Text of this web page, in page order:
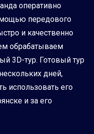
оперативно
передового
и качественно
обрабатываем
3D-тур. Готовый тур
дней,
использовать его
и за его